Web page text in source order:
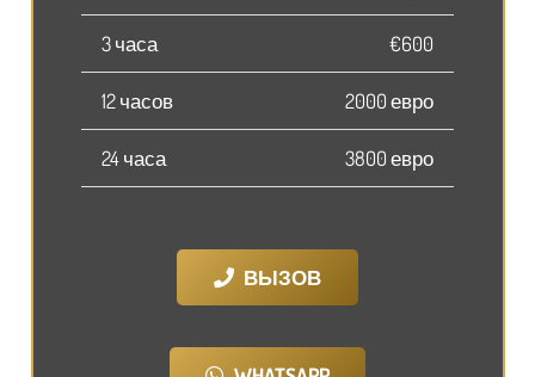
3 часа €600
12 часов 2000 евро
24 часа 3800 евро
ВЫЗОВ